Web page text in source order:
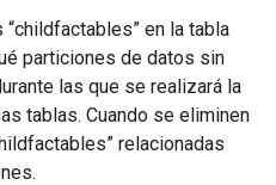
en la tabla
particiones de datos sin
las que se realizará la
tablas. Cuando se eliminen
relacionadas